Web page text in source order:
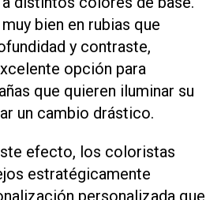
bien en rubias que
y contraste,
opción para
que quieren iluminar su
un cambio drástico.
efecto, los coloristas
estratégicamente
personalizada que